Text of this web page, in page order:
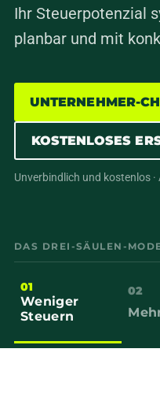
Ihr Steuerpotenzial
planbar und mit
UNTERNEHMER-
KOSTENLOSES
Unverbindlich und kostenlos
DAS DREI-SÄULEN-
01
Weniger
Steuern
02